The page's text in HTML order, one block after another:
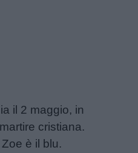
il 2 maggio, in
cristiana.
è il blu.